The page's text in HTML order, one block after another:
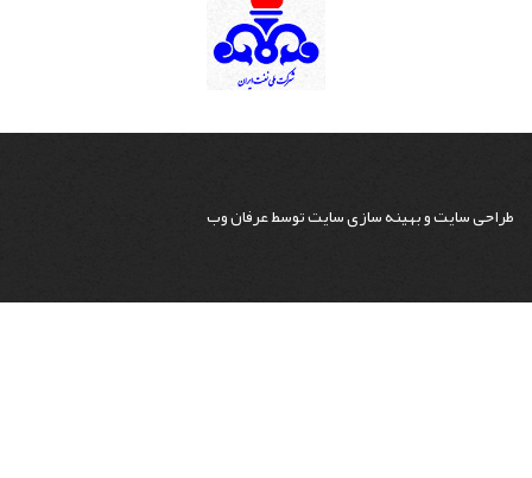
طراحی سایتوبهینه سازی سایتتوسطعرفان وب